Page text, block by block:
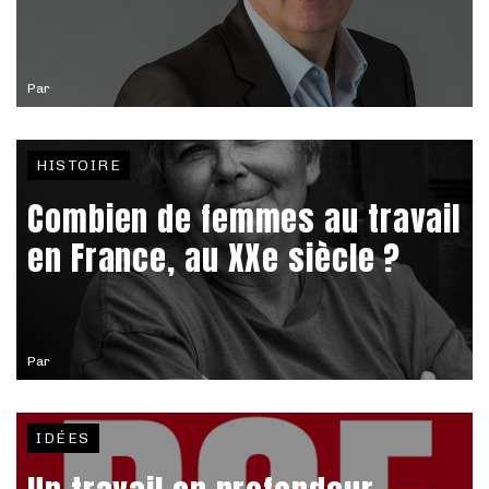
Par
Par
HISTOIRE
Combien de femmes au travail
en France, au XXe siècle ?
IDÉES